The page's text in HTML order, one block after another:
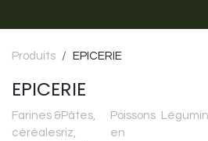
Produits EPICERIE
EPICERIE
Farines &
céréales
Pâtes,
riz,
Poissons
en